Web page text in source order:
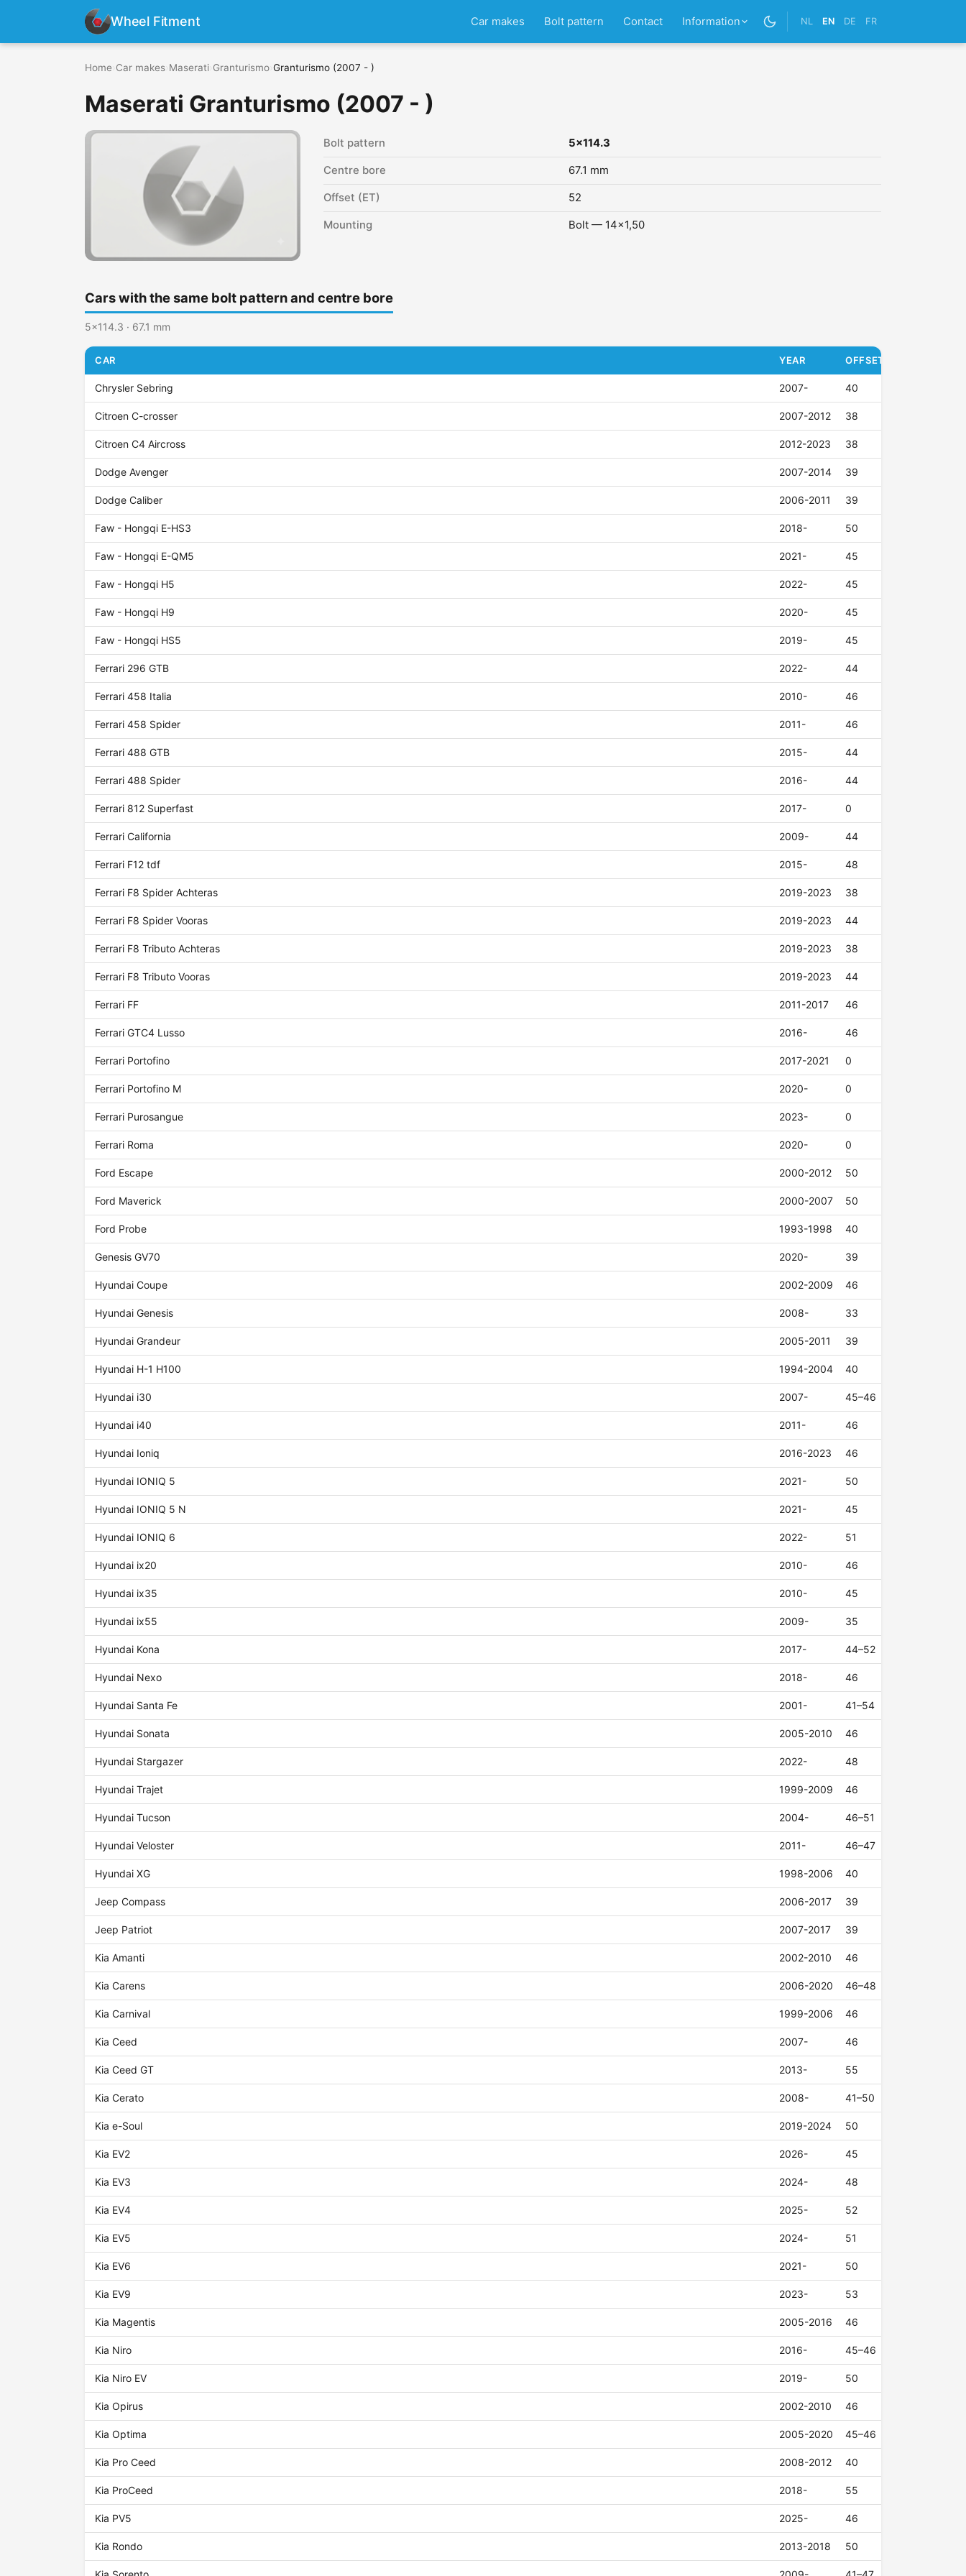
Wheel Fitment Car makes Bolt pattern Contact Information NL EN DE FR
Home Car makes Maserati Granturismo Granturismo (2007 - )
Maserati Granturismo (2007 - )
Bolt pattern 5x114.3
Centre bore 67.1 mm
Offset (ET) 52
Mounting Bolt — 14x1,50
Cars with the same bolt pattern and centre bore
5x114.3 · 67.1 mm
CAR YEAR OFFSET (ET)
Chrysler Sebring 2007- 40
Citroen C-crosser 2007-2012 38
Citroen C4 Aircross 2012-2023 38
Dodge Avenger 2007-2014 39
Dodge Caliber 2006-2011 39
Faw - Hongqi E-HS3 2018- 50
Faw - Hongqi E-QM5 2021- 45
Faw - Hongqi H5 2022- 45
Faw - Hongqi H9 2020- 45
Faw - Hongqi HS5 2019- 45
Ferrari 296 GTB 2022- 44
Ferrari 458 Italia 2010- 46
Ferrari 458 Spider 2011- 46
Ferrari 488 GTB 2015- 44
Ferrari 488 Spider 2016- 44
Ferrari 812 Superfast 2017- 0
Ferrari California 2009- 44
Ferrari F12 tdf 2015- 48
Ferrari F8 Spider Achteras 2019-2023 38
Ferrari F8 Spider Vooras 2019-2023 44
Ferrari F8 Tributo Achteras 2019-2023 38
Ferrari F8 Tributo Vooras 2019-2023 44
Ferrari FF 2011-2017 46
Ferrari GTC4 Lusso 2016- 46
Ferrari Portofino 2017-2021 0
Ferrari Portofino M 2020- 0
Ferrari Purosangue 2023- 0
Ferrari Roma 2020- 0
Ford Escape 2000-2012 50
Ford Maverick 2000-2007 50
Ford Probe 1993-1998 40
Genesis GV70 2020- 39
Hyundai Coupe 2002-2009 46
Hyundai Genesis 2008- 33
Hyundai Grandeur 2005-2011 39
Hyundai H-1 H100 1994-2004 40
Hyundai i30 2007- 45–46
Hyundai i40 2011- 46
Hyundai Ioniq 2016-2023 46
Hyundai IONIQ 5 2021- 50
Hyundai IONIQ 5 N 2021- 45
Hyundai IONIQ 6 2022- 51
Hyundai ix20 2010- 46
Hyundai ix35 2010- 45
Hyundai ix55 2009- 35
Hyundai Kona 2017- 44–52
Hyundai Nexo 2018- 46
Hyundai Santa Fe 2001- 41–54
Hyundai Sonata 2005-2010 46
Hyundai Stargazer 2022- 48
Hyundai Trajet 1999-2009 46
Hyundai Tucson 2004- 46–51
Hyundai Veloster 2011- 46–47
Hyundai XG 1998-2006 40
Jeep Compass 2006-2017 39
Jeep Patriot 2007-2017 39
Kia Amanti 2002-2010 46
Kia Carens 2006-2020 46–48
Kia Carnival 1999-2006 46
Kia Ceed 2007- 46
Kia Ceed GT 2013- 55
Kia Cerato 2008- 41–50
Kia e-Soul 2019-2024 50
Kia EV2 2026- 45
Kia EV3 2024- 48
Kia EV4 2025- 52
Kia EV5 2024- 51
Kia EV6 2021- 50
Kia EV9 2023- 53
Kia Magentis 2005-2016 46
Kia Niro 2016- 45–46
Kia Niro EV 2019- 50
Kia Opirus 2002-2010 46
Kia Optima 2005-2020 45–46
Kia Pro Ceed 2008-2012 40
Kia ProCeed 2018- 55
Kia PV5 2025- 46
Kia Rondo 2013-2018 50